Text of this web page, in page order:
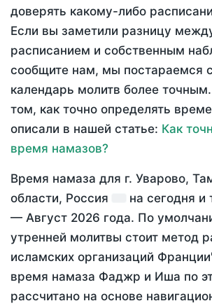
доверять какому-либо
Если вы заметили разницу
расписанием и собственным
сообщите нам, мы постараемся
календарь молитв более
том, как точно определять
описали в нашей статье: Как
время намазов?
Время намаза для г. Уварово,
области, Россия
на сегодня и
— Август 2026 года. По
утренней молитвы стоит метод
исламских организаций
время намаза Фаджр и Иша по
рассчитано на основе